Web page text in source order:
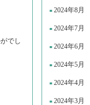
でし
2024年8月
2024年7月
2024年6月
2024年5月
2024年4月
2024年3月